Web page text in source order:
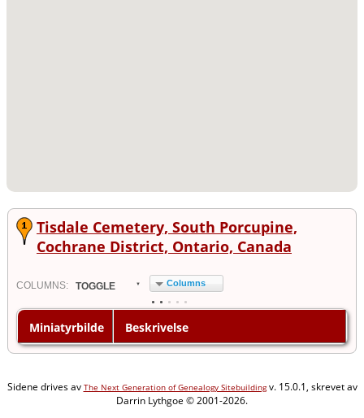
Tisdale Cemetery, South Porcupine,
Cochrane District, Ontario, Canada
COLUMN S: TOGGLE Columns
Miniatyrbilde Beskrivelse
Sidene drives av The Next Generation of Genealogy Sitebuildingv. 15.0.1, skrevet av
Darrin Lythgoe © 2001-2026.